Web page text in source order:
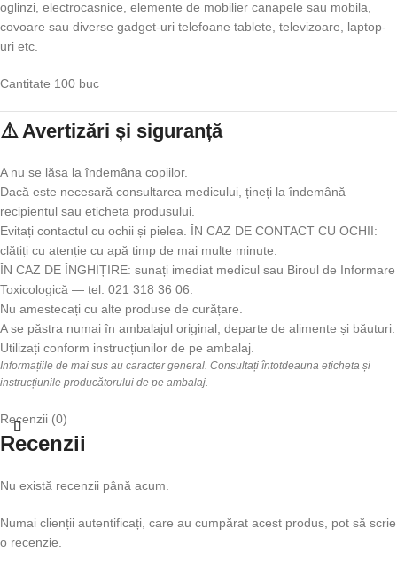
oglinzi, electrocasnice, elemente de mobilier canapele sau mobila,
covoare sau diverse gadget-uri telefoane tablete, televizoare, laptop-
uri etc.
Cantitate 100 buc
⚠️ Avertizări și siguranță
A nu se lăsa la îndemâna copiilor.
Dacă este necesară consultarea medicului, țineți la îndemână
recipientul sau eticheta produsului.
Evitați contactul cu ochii și pielea. ÎN CAZ DE CONTACT CU OCHII:
clătiți cu atenție cu apă timp de mai multe minute.
ÎN CAZ DE ÎNGHIȚIRE: sunați imediat medicul sau Biroul de Informare
Toxicologică — tel. 021 318 36 06.
Nu amestecați cu alte produse de curățare.
A se păstra numai în ambalajul original, departe de alimente și băuturi.
Utilizați conform instrucțiunilor de pe ambalaj.
Informațiile de mai sus au caracter general. Consultați întotdeauna eticheta și
instrucțiunile producătorului de pe ambalaj.
Recenzii (0)
Recenzii
Nu există recenzii până acum.
Numai clienții autentificați, care au cumpărat acest produs, pot să scrie
o recenzie.